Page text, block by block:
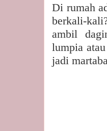
Di rumah
berkali-
ambil
lumpia
jadi